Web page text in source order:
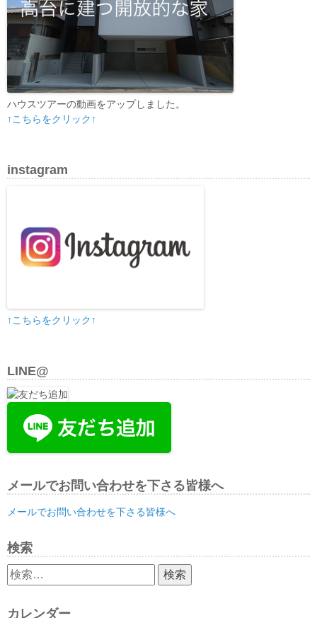
ハウスツアーの動画をアップしました。
↑こちらをクリック↑
instagram
↑こちらをクリック↑
LINE@
メールでお問い合わせを下さる皆様へ
メールでお問い合わせを下さる皆様へ
検索
検
索:
カレンダー